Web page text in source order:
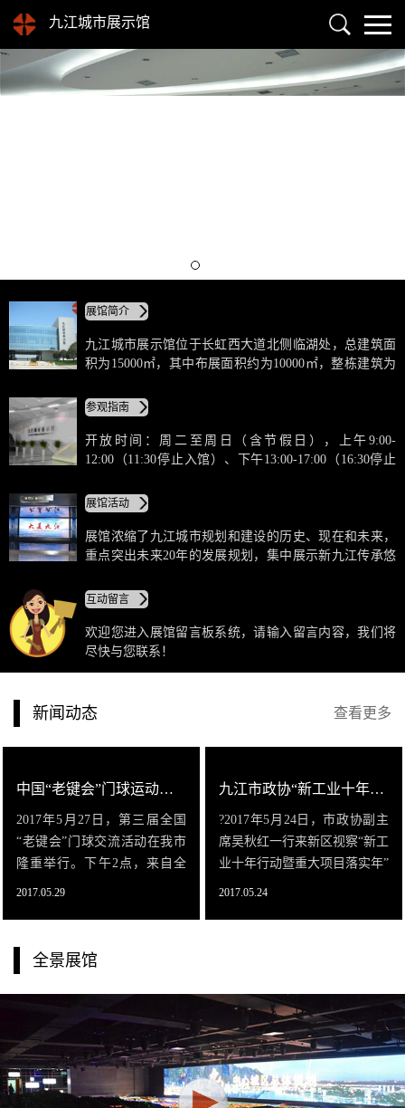
九江城市展示馆
展馆简介
九江城市展示馆位于长虹西大道北侧临湖处，总建筑面
积为15000㎡，其中布展面积约为10000㎡，整栋建筑为
体与一个悬浮在空中的水平舒展的圆形体块构成。它的
外表由可反射周围环境的镜面玻璃形成，如同一面镜子
展示着城市的过去、现在，并喻示着未来。展馆浓缩了
九江城市规划和建设的历史、现在和未来，重点突出未
明，见证波澜壮阔的城市化进程。
参观指南
开放时间：周二至周日（含节假日），上午9:00-
12:00（11:30停止入馆）、下午13:00-17:00（16:30停止
大接待时，请遵从本馆安排。请保持参观秩序，服从工
作人员线路引导和现场指挥；爱护馆内公共卫生，勿将
食品、饮料、宠物、易燃易爆及危险物品带入；馆内禁
止吸烟。
展馆活动
展馆浓缩了九江城市规划和建设的历史、现在和未来，
重点突出未来20年的发展规划，集中展示新九江传承悠
层为序厅，包括领导关怀、贵宾接待室、规划公示等功
能；二层重点为历史展区、专项规划、总规物理沙盘展
区、做大九江展区、八里湖新区展区、未来九江影院、
休闲书吧等；三层为各县（市）区展区。
互动留言
欢迎您进入展馆留言板系统，请输入留言内容，我们将
尽快与您联系！
查看更多
新闻动态
中国“老键会”门球运动员参观九江城市展示馆
2017年5月27日，第三届全国
“老键会”门球交流活动在我市
隆重举行。下午2点，来自全
淀了两千年文明的历史九江、
风景秀
2017.05.29
九江市政协“新工业十年行动暨重大项目落实年”视察工作座谈会在城市展示馆召开
?2017年5月24日，市政协副主
席吴秋红一行来新区视察“新工
业十年行动暨重大项目落实年”
全馆工作人员的共同努力下，
本次视察工作座谈会在城市展
示馆会议室圆满召开。
2017.05.24
全景展馆